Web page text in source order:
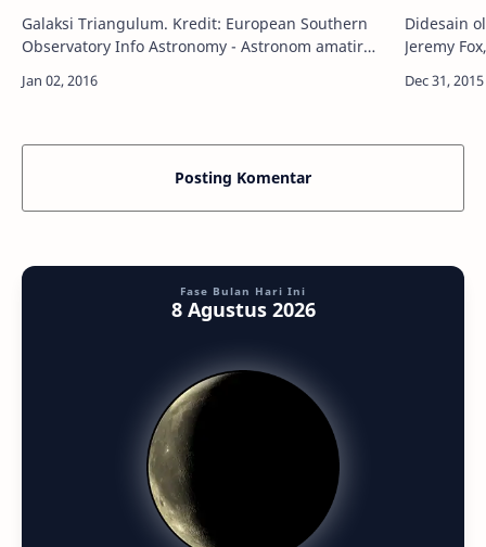
Galaksi Triangulum. Kredit: European Southern
Observatory Info Astronomy - Astronom amatir
ledakan bintang (nova) di dekat Galaks…
Didesain
Jeremy Fox,
tahun
Posting Komentar
Fase Bulan Hari Ini
8 Agustus 2026